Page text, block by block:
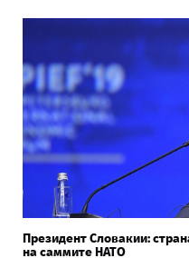
Президент Словакии:
на саммите НАТО